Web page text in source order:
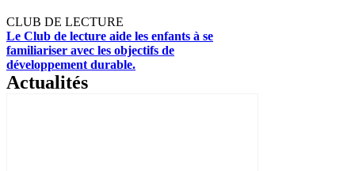
CLUB DE LECTURE
Le Club de lecture aide les enfants à se
familiariser avec les objectifs de
développement durable.
Actualités